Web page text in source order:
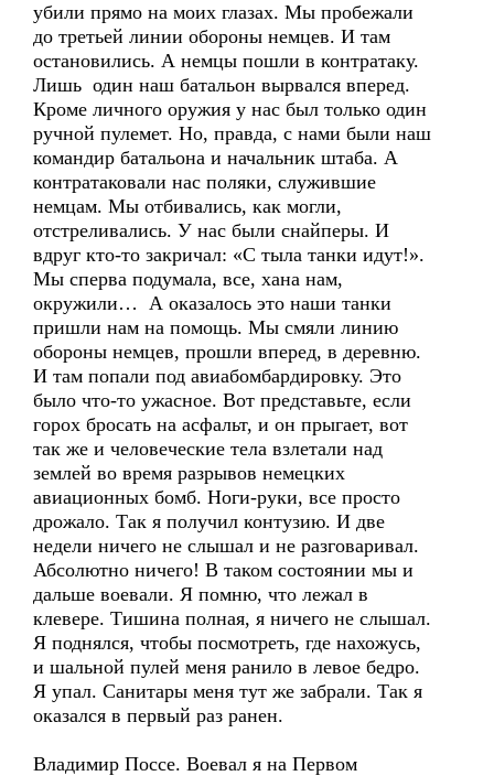
убили прямо на моих глазах. Мы пробежали
до третьей линии обороны немцев. И там
остановились. А немцы пошли в контратаку.
Лишь один наш батальон вырвался вперед.
Кроме личного оружия у нас был только один
ручной пулемет. Но, правда, с нами были наш
командир батальона и начальник штаба. А
контратаковали нас поляки, служившие
немцам. Мы отбивались, как могли,
отстреливались. У нас были снайперы. И
вдруг кто-то закричал: «С тыла танки идут!».
Мы сперва подумала, все, хана нам,
окружили… А оказалось это наши танки
пришли нам на помощь. Мы смяли линию
обороны немцев, прошли вперед, в деревню.
И там попали под авиабомбардировку. Это
было что-то ужасное. Вот представьте, если
горох бросать на асфальт, и он прыгает, вот
так же и человеческие тела взлетали над
землей во время разрывов немецких
авиационных бомб. Ноги-руки, все просто
дрожало. Так я получил контузию. И две
недели ничего не слышал и не разговаривал.
Абсолютно ничего! В таком состоянии мы и
дальше воевали. Я помню, что лежал в
клевере. Тишина полная, я ничего не слышал.
Я поднялся, чтобы посмотреть, где нахожусь,
и шальной пулей меня ранило в левое бедро.
Я упал. Санитары меня тут же забрали. Так я
оказался в первый раз ранен.
Владимир Поссе. Воевал я на Первом